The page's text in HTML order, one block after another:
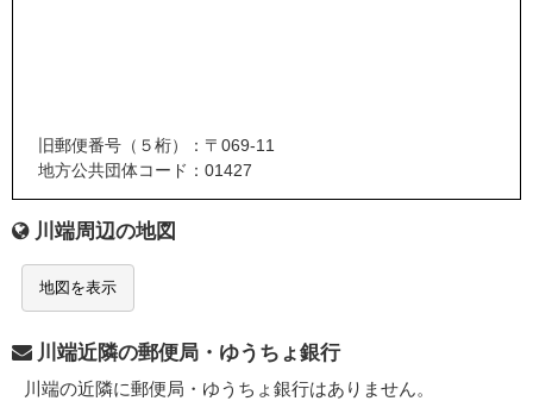
旧郵便番号（５桁）：〒069-11
地方公共団体コード：01427
川端周辺の地図
地図を表示
川端近隣の郵便局・ゆうちょ銀行
川端の近隣に郵便局・ゆうちょ銀行はありません。